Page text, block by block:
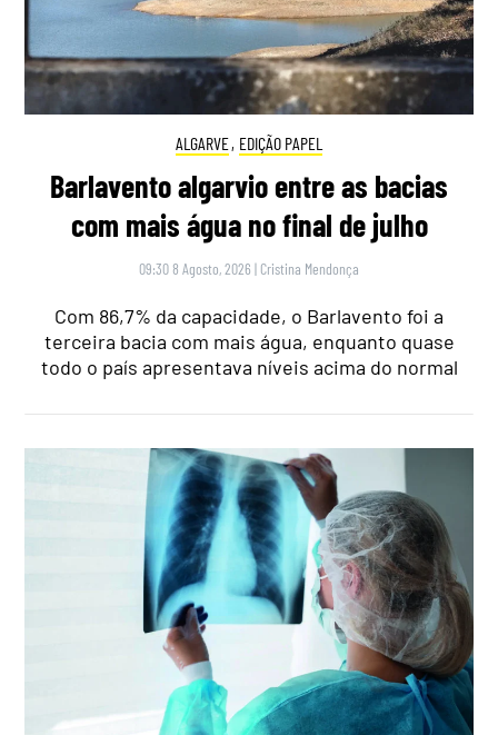
ALGARVE, EDIÇÃO PAPEL
Barlavento algarvio entre as bacias
com mais água no final de julho
09:30 8 Agosto, 2026 | Cristina Mendonça
Com 86,7% da capacidade, o Barlavento foi a
terceira bacia com mais água, enquanto quase
todo o país apresentava níveis acima do normal